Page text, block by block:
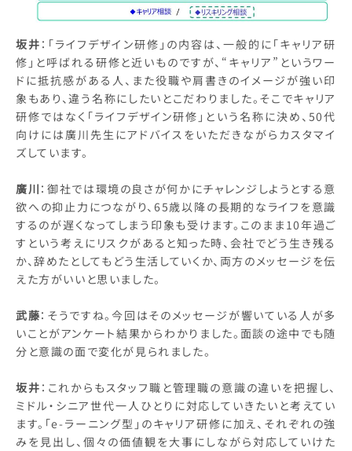
坂井 ：「ライフデザイン研修」の内容は、一般的に「キャリア研
修」と呼ばれる研修と近いものですが、“キャリア”というワー
ドに抵抗感がある人、また役職や肩書きのイメージが強い印
象もあり、違う名称にしたいとこだわりました。そこでキャリア
研修ではなく「ライフデザイン研修」という名称に決め、50代
向けには廣川先生にアドバイスをいただきながらカスタマイ
ズしています。
廣川 ：御社では環境の良さが何かにチャレンジしようとする意
欲への抑止力につながり、65歳以降の長期的なライフを意識
するのが遅くなってしまう印象も受けます。このまま10年過ご
すという考えにリスクがあると知った時、会社でどう生き残る
か、辞めたとしてもどう生活していくか、両方のメッセージを伝
えた方がいいと思いました。
武藤：そうですね。今回はそのメッセージが響いている人が多
いことがアンケート結果からわかりました。面談の途中でも随
分と意識の面で変化が見られました。
坂井 ：これからもスタッフ職と管理職の意識の違いを把握し、
ミドル・シニア世代一人ひとりに対応していきたいと考えてい
ます。「e-ラーニング型」のキャリア研修に加え、それぞれの強
みを見出し、個々の価値観を大事にしながら対応していけた